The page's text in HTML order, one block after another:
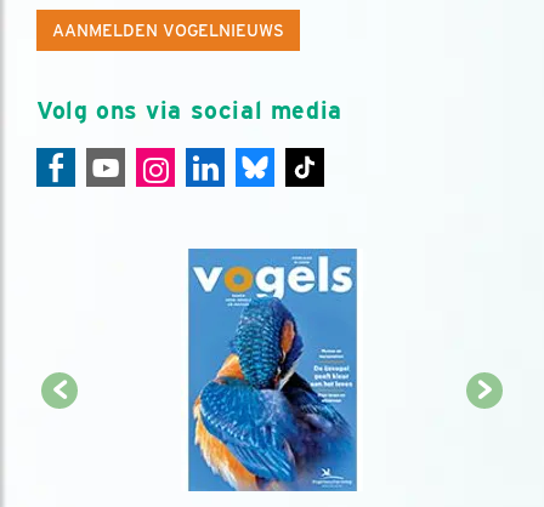
AANMELDEN VOGELNIEUWS
Volg ons via social media